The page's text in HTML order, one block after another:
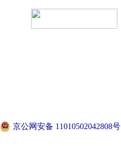
京公网安备 11010502042808号